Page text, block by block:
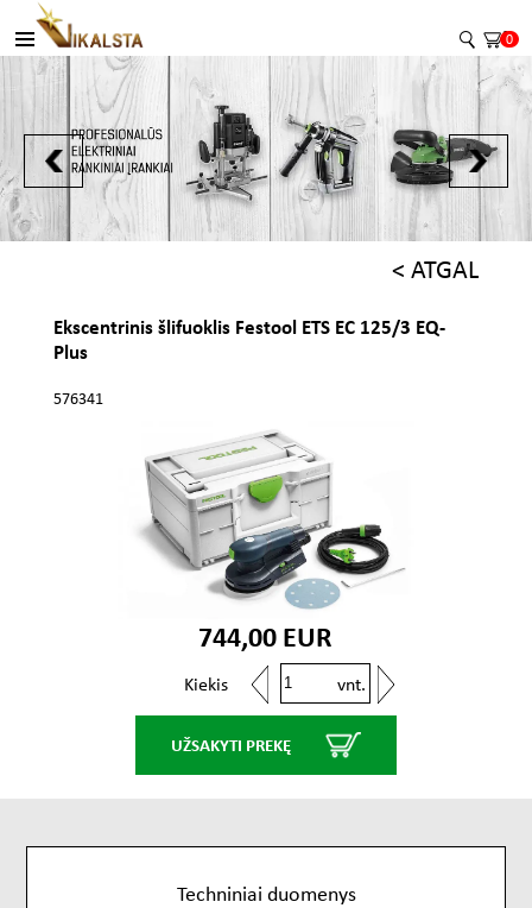
0
< ATGAL
Ekscentrinis šlifuoklis Festool ETS EC 125/3 EQ-
Plus
576341
744,00 EUR
Kiekis vnt.
UŽSAKYTI PREKĘ
Techniniai duomenys